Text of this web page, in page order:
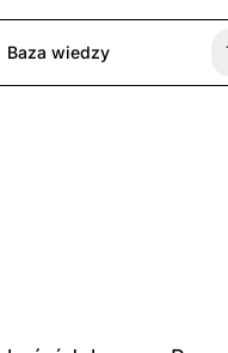
Baza wiedzy